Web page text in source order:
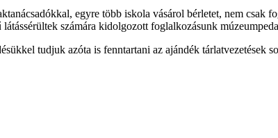
egyre több iskola vásárol bérletet, nem csak
számára kidolgozott foglalkozásunk
tudjuk azóta is fenntartani az ajándék tárlatvezetések